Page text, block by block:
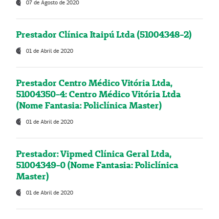
07 de Agosto de 2020
Prestador Clínica Itaipú Ltda (51004348-2)
01 de Abril de 2020
Prestador Centro Médico Vitória Ltda,
51004350-4: Centro Médico Vitória Ltda
(Nome Fantasia: Policlínica Master)
01 de Abril de 2020
Prestador: Vipmed Clínica Geral Ltda,
51004349-0 (Nome Fantasia: Policlínica
Master)
01 de Abril de 2020